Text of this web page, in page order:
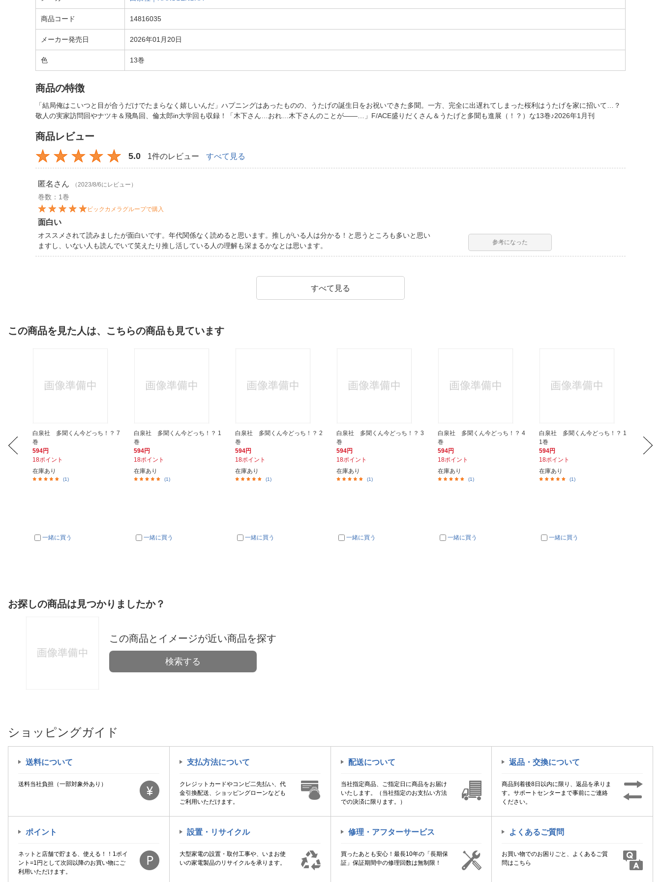
商品コード 14816035
メーカー発売日 2026年01月20日
色 13巻
商品の特徴
「結局俺はこいつと目が合うだけでたまらなく嬉しいんだ」ハプニングはあったものの、うたげの誕生日をお祝いできた多聞。一方、完全に出遅れてしまった桜利はうたげを家に招いて…？
敬人の実家訪問回やナツキ＆飛鳥回、倫太郎in大学回も収録！「木下さん…おれ…木下さんのことが――…」F/ACE盛りだくさん＆うたげと多聞も進展（！？）な13巻♪2026年1月刊
商品レビュー
5.0 1件のレビュー すべて見る
匿名 さん （2023/8/6にレビュー）
巻数：1巻
ビックカメラグループで購入
面白い
オススメされて読みましたが面白いです。年代関係なく読めると思います。推しがいる人は分かる！と思うところも多いと思い
ますし、いない人も読んでいて笑えたり推し活している人の理解も深まるかなとは思います。
参考になった
すべて見る
この商品を見た人は、こちらの商品も見ています
白泉社 多聞くん今どっち！？ 7
巻
594円
18ポイント
在庫あり
(1)
一緒に買う
白泉社 多聞くん今どっち！？ 1
巻
594円
18ポイント
在庫あり
(1)
一緒に買う
白泉社 多聞くん今どっち！？ 2
巻
594円
18ポイント
在庫あり
(1)
一緒に買う
白泉社 多聞くん今どっち！？ 3
巻
594円
18ポイント
在庫あり
(1)
一緒に買う
白泉社 多聞くん今どっち！？ 4
巻
594円
18ポイント
在庫あり
(1)
一緒に買う
白泉社 多聞くん今どっち！？ 1
1巻
594円
18ポイント
在庫あり
(1)
一緒に買う
巻
594円
お探しの商品は見つかりましたか？
この商品とイメージが近い商品を探す
検索する
ショッピングガイド
送料について
送料当社負担（一部対象外あり）
支払方法について
クレジットカードやコンビ二先払い、代
金引換配送、ショッピングローンなども
ご利用いただけます。
配送について
当社指定商品、ご指定日に商品をお届け
いたします。（当社指定のお支払い方法
での決済に限ります。）
返品・交換について
商品到着後8日以内に限り、返品を承りま
す。サポートセンターまで事前にご連絡
ください。
ポイント
ネットと店舗で貯まる、使える！！1ポイ
ント=1円として次回以降のお買い物にご
利用いただけます。
設置・リサイクル
大型家電の設置・取付工事や、いまお使
いの家電製品のリサイクルを承ります。
修理・アフターサービス
買ったあとも安心！最長10年の「長期保
証」保証期間中の修理回数は無制限！
よくあるご質問
お買い物でのお困りごと、よくあるご質
問はこちら